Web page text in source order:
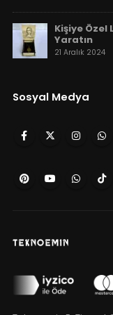
Kişiye Özel
Yaratın
21 Aralık 2024
Sosyal Medya